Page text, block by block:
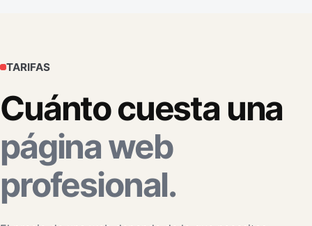
TARIFAS
Cuánto cuesta una
página web
profesional.